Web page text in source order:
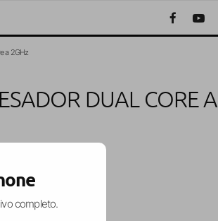
a 2GHz
DUAL CORE A
completo.